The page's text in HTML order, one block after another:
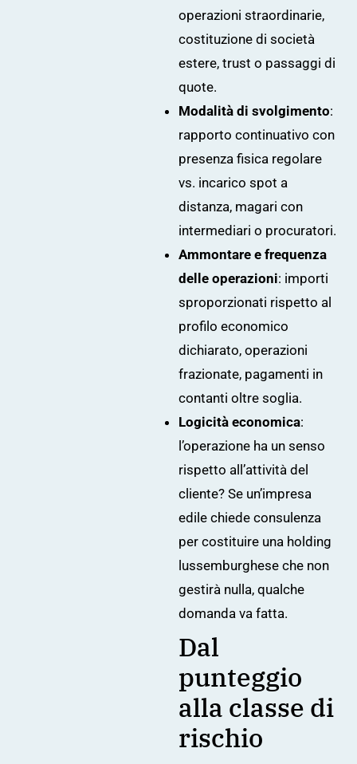
operazioni straordinarie,
costituzione di società
estere, trust o passaggi di
quote.
Modalità di svolgimento:
rapporto continuativo con
presenza fisica regolare
vs. incarico spot a
distanza, magari con
intermediari o procuratori.
Ammontare e frequenza
delle operazioni: importi
sproporzionati rispetto al
profilo economico
dichiarato, operazioni
frazionate, pagamenti in
contanti oltre soglia.
Logicità economica:
l’operazione ha un senso
rispetto all’attività del
cliente? Se un’impresa
edile chiede consulenza
per costituire una holding
lussemburghese che non
gestirà nulla, qualche
domanda va fatta.
Dal
punteggio
alla classe di
rischio